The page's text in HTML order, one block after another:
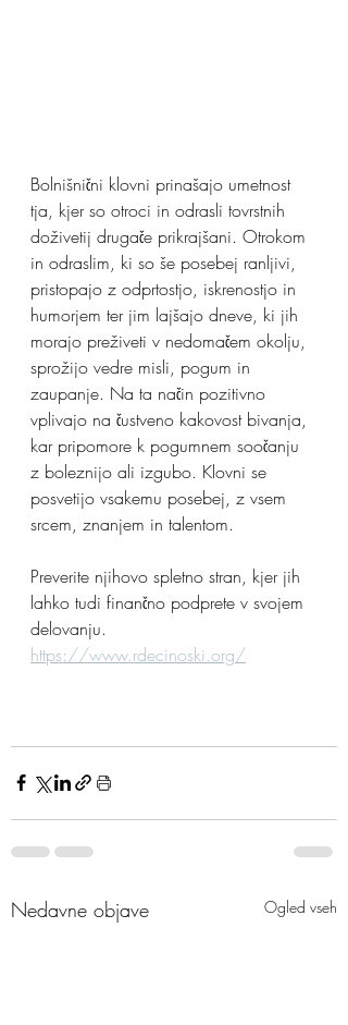
Bolnišnični klovni prinašajo umetnost
tja, kjer so otroci in odrasli tovrstnih
doživetij drugače prikrajšani. Otrokom
in odraslim, ki so še posebej ranljivi,
pristopajo z odprtostjo, iskrenostjo in
humorjem ter jim lajšajo dneve, ki jih
morajo preživeti v nedomačem okolju,
sprožijo vedre misli, pogum in
zaupanje. Na ta način pozitivno
vplivajo na čustveno kakovost bivanja,
kar pripomore k pogumnem soočanju
z boleznijo ali izgubo. Klovni se
posvetijo vsakemu posebej, z vsem
srcem, znanjem in talentom.
Preverite njihovo spletno stran, kjer jih
lahko tudi finančno podprete v svojem
delovanju.
https://www.rdecinoski.org/
Nedavne objave Ogled vseh